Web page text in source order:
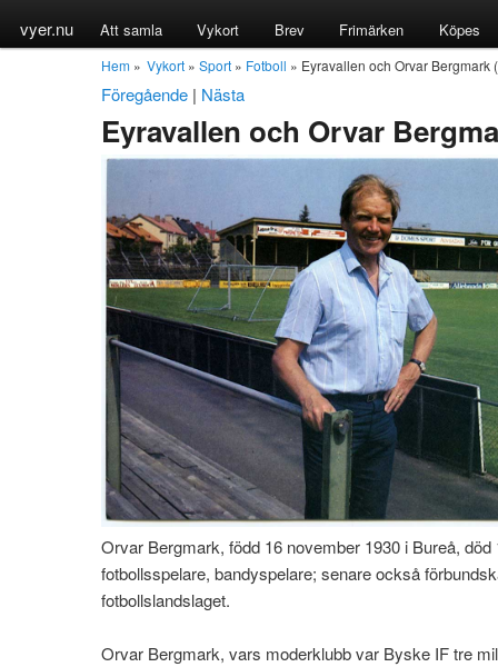
vyer.nu Att samla Vykort Brev Frimärken Köpes
Hem » Vykort » Sport » Fotboll » Eyravallen och Orvar Bergmark
Föregående | Nästa
Eyravallen och Orvar
Orvar Bergmark, född 16 november 1930 i Bureå,
fotbollsspelare, bandyspelare; senare också
fotbollslandslaget.
Orvar Bergmark, vars moderklubb var Byske IF tre